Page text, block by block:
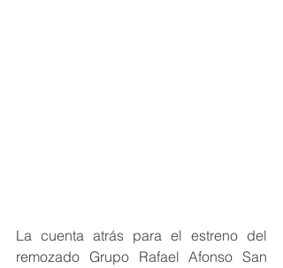
La cuenta atrás para el estreno del
remozado Grupo Rafael Afonso San